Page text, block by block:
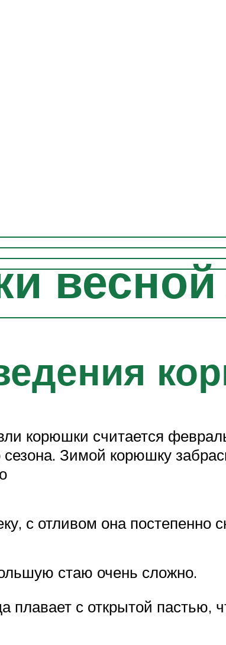
весной
корюшки считается
Зимой корюшку
с отливом она постепенно
стаю очень сложно.
плавает с открытой пастью,